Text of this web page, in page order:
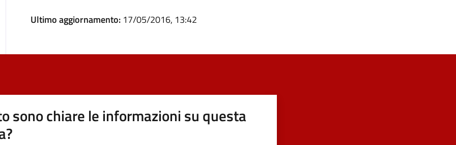
Ultimo aggiornamento: 17/05/2016, 13:42
sono chiare le informazioni su questa